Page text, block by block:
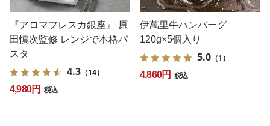
『アロマフレスカ銀座』 原
田慎次監修 レンジで本格パ
スタ
4.3 （14）
4,980円 税込
伊萬里牛ハンバーグ
120g×5個入り
5.0 （1）
4,860円 税込